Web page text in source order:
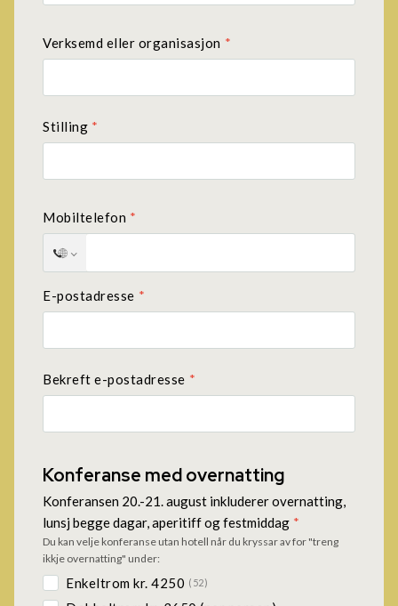
Verksemd eller organisasjon *
Stilling *
Mobiltelefon *
E-postadresse *
Bekreft e-postadresse *
Konferanse med overnatting
Konferansen 20.-21. august inkluderer overnatting,
lunsj begge dagar, aperitiff og festmiddag *
Du kan velje konferanse utan hotell når du kryssar av for "treng
ikkje overnatting" under:
Enkeltrom kr. 4250 ( 52)